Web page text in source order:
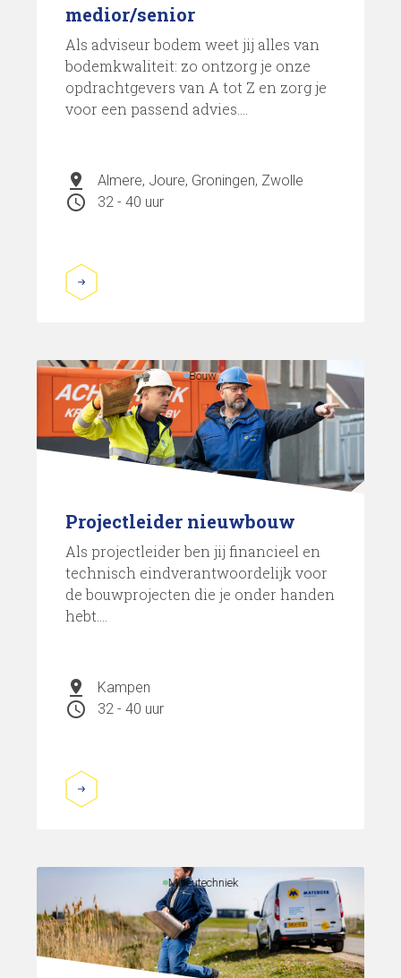
medior/senior
Als adviseur bodem weet jij alles van
bodemkwaliteit: zo ontzorg je onze
opdrachtgevers van A tot Z en zorg je
voor een passend advies....
pin_drop Almere, Joure, Groningen, Zwolle
schedule 32 - 40 uur
Bouw
Projectleider nieuwbouw
Als projectleider ben jij financieel en
technisch eindverantwoordelijk voor
de bouwprojecten die je onder handen
hebt....
pin_drop Kampen
schedule 32 - 40 uur
Milieutechniek